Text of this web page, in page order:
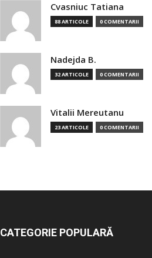
Cvasniuc Tatiana
88 ARTICOLE 0 COMENTARII
Nadejda B.
32 ARTICOLE 0 COMENTARII
Vitalii Mereutanu
23 ARTICOLE 0 COMENTARII
CATEGORIE POPULARĂ